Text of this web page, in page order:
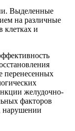
Выделенные
на различные
клетках и
перенесенных
желудочно-
факторов
нарушении